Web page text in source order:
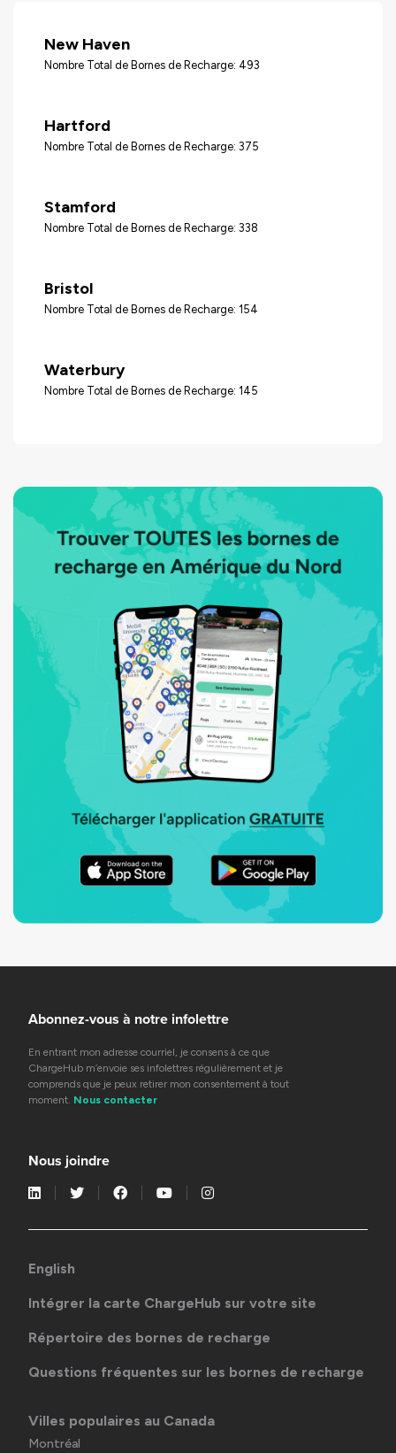
New Haven
Nombre Total de Bornes de Recharge: 493
Hartford
Nombre Total de Bornes de Recharge: 375
Stamford
Nombre Total de Bornes de Recharge: 338
Bristol
Nombre Total de Bornes de Recharge: 154
Waterbury
Nombre Total de Bornes de Recharge: 145
Abonnez-vous à notre infolettre
En entrant mon adresse courriel, je consens à ce que
ChargeHub m’envoie ses infolettres régulièrement et je
comprends que je peux retirer mon consentement à tout
moment. Nous contacter
Nous joindre
English
Intégrer la carte ChargeHub sur votre site
Répertoire des bornes de recharge
Questions fréquentes sur les bornes de recharge
Villes populaires au Canada
Montréal